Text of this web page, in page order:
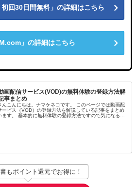
初回30日間無料」の詳細はこちら
」の詳細はこちら
画配信サービス(VOD)の無料体験の登録方法解
事まとめ
んこんにちは。ナマケネコです。 このページでは動画配
ービス（VOD）の登録方法を解説している記事をまとめ
ます。 基本的に無料体験の登録方法ですので気になる動
もポイント還元でお得に！